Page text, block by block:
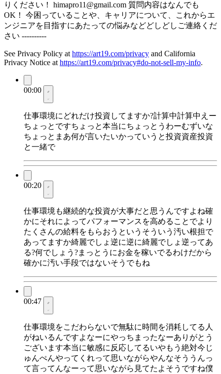
りください！ himapro11@gmail.com 質問内容はなんでも
OK！ 今困っていることや、キャリアについて、これからエ
ンジニアを目指すにあたっての悩みなどどしどしご連絡くだ
さい ----------
See Privacy Policy at https://art19.com/privacy and California
Privacy Notice at https://art19.com/privacy#do-not-sell-my-info.
00:00
仕事環境にどれだけ投資してますか?計算中計算中えー
ちょっとですちょっと本当にちょっとうわーむずいな
ちょっとまあ何が言いたいかっていうと投資資産投資
と一緒で
00:20
仕事環境も継続的な投資が大事だと思うんですよね確
かにそれによってパフォーマンスを高めることでより
たくさんの給料をもらおうというそういう汚い根担で
あってますか綺麗でしょ逆に逆に綺麗でしょ逆ってあ
る?何でしょう?まっとうにお金を稼いでるわけだから
確かに汚い手段ではないそうでもね
00:47
仕事環境をこだわらないで無駄に時間を消耗してる人
がねいるんですよなーにやっちまったなーありがとう
ございます本当に敏感に反応してるいやもう絶対今じ
ゅんぺんやってくれって思いながらやんなそううんっ
て言ってんなーって思いながら見てたよそうですね僕